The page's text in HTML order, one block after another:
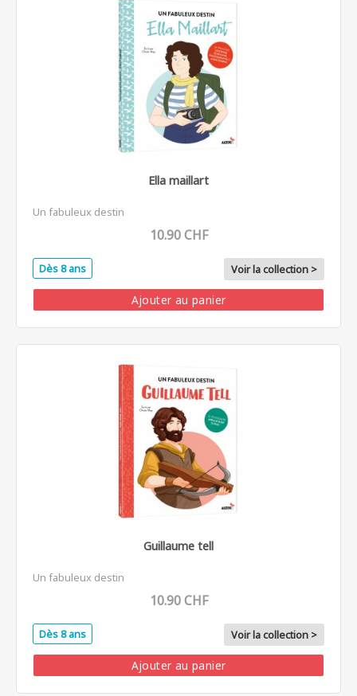
Ella maillart
Un fabuleux destin
10.90 CHF
Dès 8 ans Voir la collection >
Ajouter au panier
Guillaume tell
Un fabuleux destin
10.90 CHF
Dès 8 ans Voir la collection >
Ajouter au panier